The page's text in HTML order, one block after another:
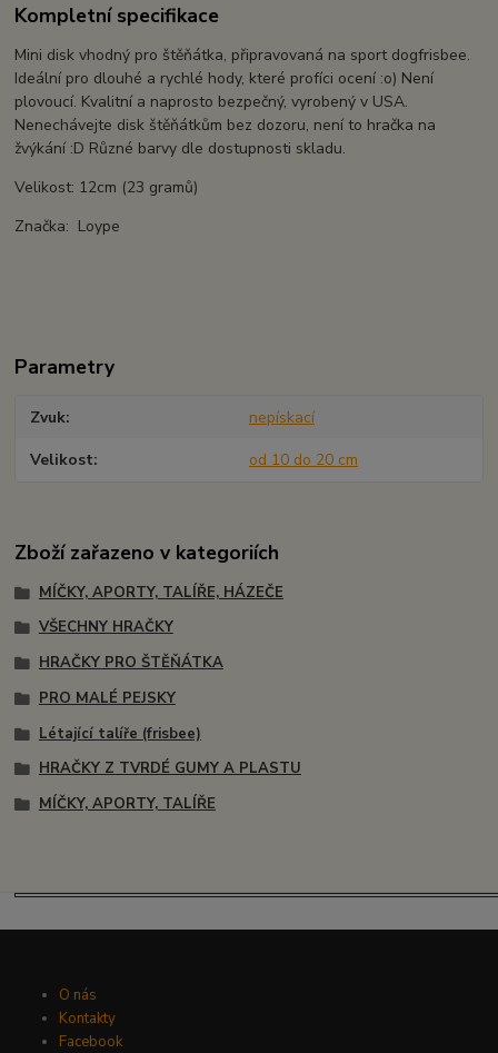
Kompletní specifikace
Mini disk vhodný pro štěňátka, připravovaná na sport dogfrisbee.
Ideální pro dlouhé a rychlé hody, které profíci ocení :o) Není
plovoucí. Kvalitní a naprosto bezpečný, vyrobený v USA.
Nenechávejte disk štěňátkům bez dozoru, není to hračka na
žvýkání :D Různé barvy dle dostupnosti skladu.
Velikost: 12cm (23 gramů)
Značka: Loype
Parametry
Zvuk nepískací
Velikost od 10 do 20 cm
Zboží zařazeno v kategoriích
MÍČKY, APORTY, TALÍŘE, HÁZEČE
VŠECHNY HRAČKY
HRAČKY PRO ŠTĚŇÁTKA
PRO MALÉ PEJSKY
Létající talíře (frisbee)
HRAČKY Z TVRDÉ GUMY A PLASTU
MÍČKY, APORTY, TALÍŘE
O nás
Kontakty
Facebook